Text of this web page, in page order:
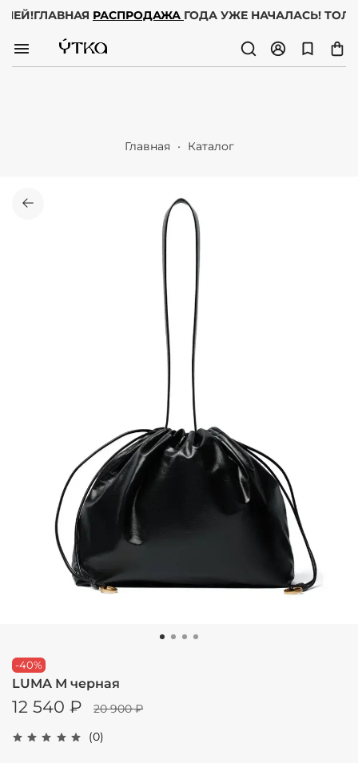
ГЛАВНАЯРАСПРОДАЖАГОДА УЖЕ НАЧАЛАСЬ!
Главная Каталог
-40%
(0)
LUMA М черная
12 540 ₽ 20 900 ₽